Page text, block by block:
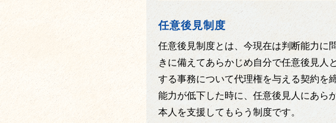
任意後見制度
任意後見制度とは、今現在は判断能力に
きに備えてあらかじめ自分で任意後見人
する事務について代理権を与える契約を
能力が低下した時に、任意後見人にあら
本人を支援してもらう制度です。